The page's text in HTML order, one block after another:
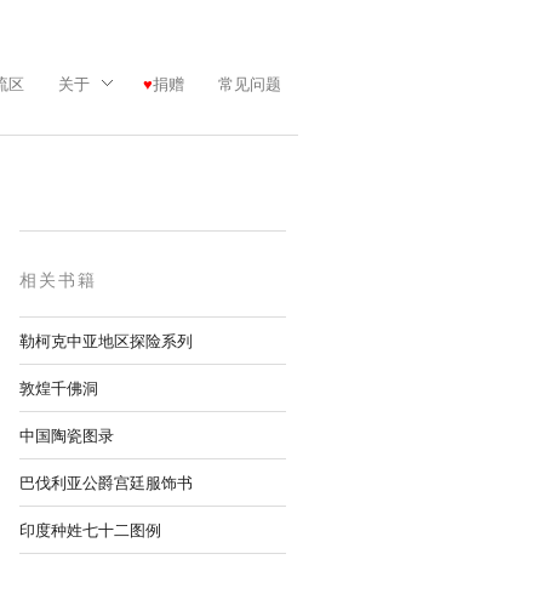
区 关于 捐赠 常见问题
相关书籍
勒柯克中亚地区探险系列
敦煌千佛洞
中国陶瓷图录
巴伐利亚公爵宫廷服饰书
印度种姓七十二图例